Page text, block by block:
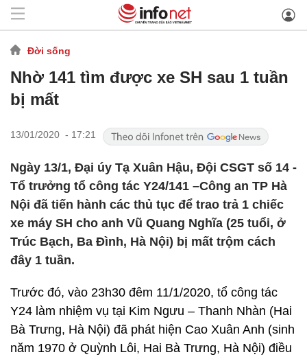
Đời sống
Nhờ 141 tìm được xe SH sau 1 tuần
bị mất
13/01/2020 - 17:21
Ngày 13/1, Đại úy Tạ Xuân Hậu, Đội CSGT số 14 -
Tổ trưởng tổ công tác Y24/141 –Công an TP Hà
Nội đã tiến hành các thủ tục để trao trả 1 chiếc
xe máy SH cho anh Vũ Quang Nghĩa (25 tuổi, ở
Trúc Bạch, Ba Đình, Hà Nội) bị mất trộm cách
đây 1 tuần.
Trước đó, vào 23h30 đêm 11/1/2020, tổ công tác
Y24 làm nhiệm vụ tại Kim Ngưu – Thanh Nhàn (Hai
Bà Trưng, Hà Nội) đã phát hiện Cao Xuân Anh (sinh
năm 1970 ở Quỳnh Lôi, Hai Bà Trưng, Hà Nội) điều